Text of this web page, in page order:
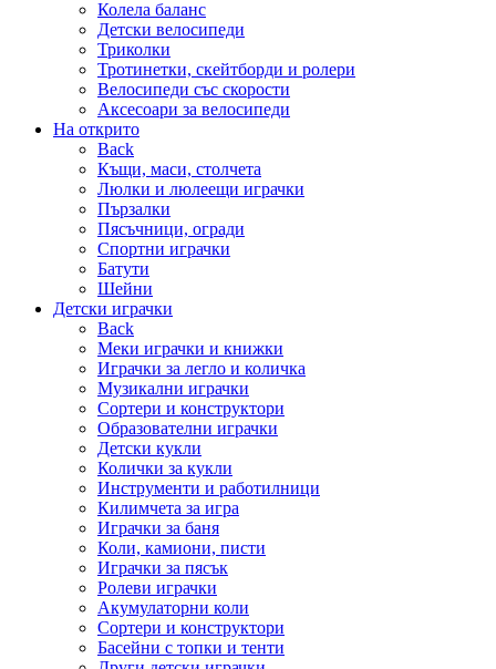
Колела баланс
Детски велосипеди
Триколки
Тротинетки, скейтборди и ролери
Велосипеди със скорости
Аксесоари за велосипеди
На открито
Back
Къщи, маси, столчета
Люлки и люлеещи играчки
Пързалки
Пясъчници, огради
Спортни играчки
Батути
Шейни
Детски играчки
Back
Меки играчки и книжки
Играчки за легло и количка
Музикални играчки
Сортери и конструктори
Образователни играчки
Детски кукли
Колички за кукли
Инструменти и работилници
Килимчета за игра
Играчки за баня
Коли, камиони, писти
Играчки за пясък
Ролеви играчки
Акумулаторни коли
Сортери и конструктори
Басейни с топки и тенти